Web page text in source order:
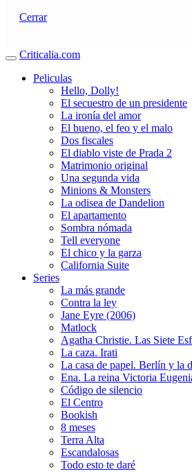
Cerrar
Criticalia.com
Peliculas
Hello, Dolly!
El secuestro de un presidente
La ironía del amor
El bueno, el feo y el malo
Dos fiscales
El diablo viste de Prada 2
Matrimonio original
Una segunda vida
Minions & Monsters
La odisea de Dandelion
El apartamento
Sombra nómada
Tell everyone
El chico y la garza
California Suite
Series
La más grande
Contra la ley
Jane Eyre (2006)
Matlock
Agatha Christie. Las Siete
La caza. Irati
La casa de papel. Berlín y la
Ena. La reina Victoria
Código de silencio
El Centro
Bookish
8 meses
Terra Alta
Escandalosas
Todo esto te daré